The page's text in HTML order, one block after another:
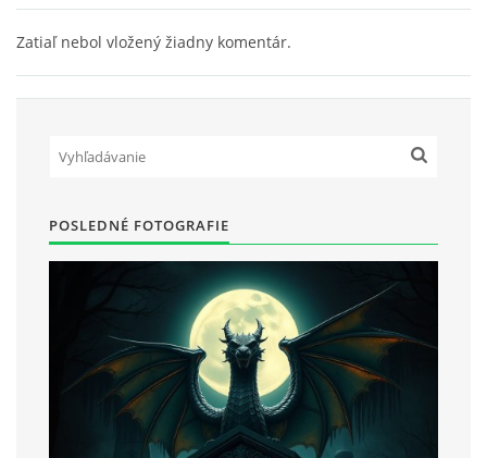
Zatiaľ nebol vložený žiadny komentár.
POSLEDNÉ FOTOGRAFIE